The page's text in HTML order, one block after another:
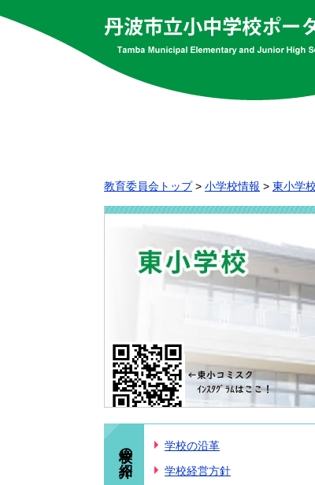
教育委員会トップ > 小学校情報 > 東小学校
学校の紹介 学校の沿革
学校経営方針